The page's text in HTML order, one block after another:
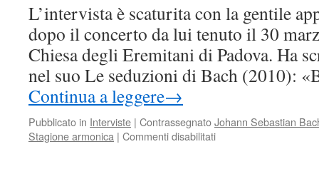
testi)
L’intervista è scaturita con la gentile
dopo il concerto da lui tenuto il 30
Chiesa degli Eremitani di Padova. Ha
nel suo Le seduzioni di Bach (2010):
Continua a leggere→
Pubblicato in Interviste | ContrassegnatoJohann Sebastian
Stagione armonica | Commenti disabilitatisu